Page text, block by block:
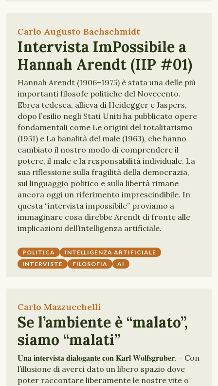
Carlo Augusto Bachschmidt
Intervista ImPossibile a
Hannah Arendt (IIP #01)
Hannah Arendt (1906–1975) è stata una delle più
importanti filosofe politiche del Novecento.
Ebrea tedesca, allieva di Heidegger e Jaspers,
dopo l’esilio negli Stati Uniti ha pubblicato opere
fondamentali come Le origini del totalitarismo
(1951) e La banalità del male (1963), che hanno
cambiato il nostro modo di comprendere il
potere, il male e la responsabilità individuale. La
sua riflessione sulla fragilità della democrazia,
sul linguaggio politico e sulla libertà rimane
ancora oggi un riferimento imprescindibile. In
questa “intervista impossibile” proviamo a
immaginare cosa direbbe Arendt di fronte alle
implicazioni dell’intelligenza artificiale.
POLITICA
INTELLIGENZA ARTIFICIALE
INTERVISTE
FILOSOFIA AI
Carlo Mazzucchelli
Se l’ambiente è “malato”,
siamo “malati”
𝐔𝐧𝐚 𝐢𝐧𝐭𝐞𝐫𝐯𝐢𝐬𝐭𝐚 𝐝𝐢𝐚𝐥𝐨𝐠𝐚𝐧𝐭𝐞 𝐜𝐨𝐧 𝐊𝐚𝐫𝐥 𝐖𝐨𝐥𝐟𝐬𝐠𝐫𝐮𝐛𝐞𝐫. - Con
l’illusione di averci dato un libero spazio dove
poter raccontare liberamente le nostre vite o